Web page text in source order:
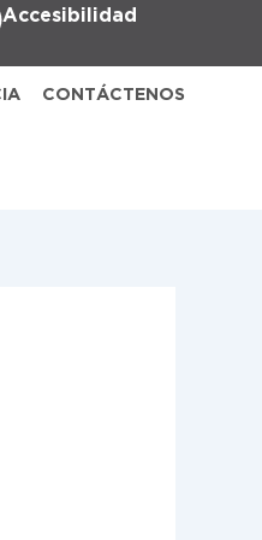
Accesibilidad
CONTÁCTENOS